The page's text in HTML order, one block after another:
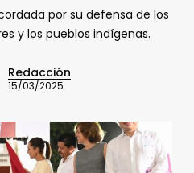
por su defensa de los
y los pueblos indígenas.
Redacción
15/03/2025